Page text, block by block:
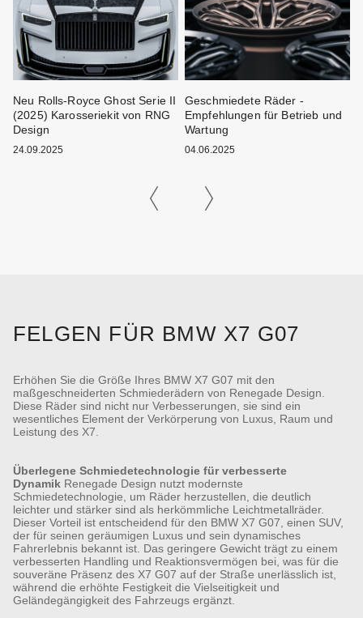
Neu Rolls-Royce Ghost Serie II
(2025) Karosseriekit von RNG
Design
24.09.2025
Geschmiedete Räder -
Empfehlungen für Betrieb und
Wartung
04.06.2025
FELGEN FÜR BMW X7 G07
Erhöhen Sie die Größe Ihres BMW X7 G07 mit den
maßgeschneiderten Schmiederädern von Renegade Design.
Diese Räder sind nicht nur Verbesserungen, sie sind ein
wesentliches Element der Verkörperung von Luxus, Raum und
Leistung des X7.
Überlegene Schmiedetechnologie für verbesserte
Dynamik Renegade Design nutzt modernste
Schmiedetechnologie, um Räder herzustellen, die deutlich
leichter und stärker sind als herkömmliche Leichtmetallräder.
Dieser Vorteil ist entscheidend für den BMW X7 G07, einen SUV,
der für seinen geräumigen Luxus und sein dynamisches
Fahrerlebnis bekannt ist. Das geringere Gewicht trägt zu einem
verbesserten Handling und Reaktionsvermögen bei, was für die
souveräne Präsenz des X7 G07 auf der Straße unerlässlich ist,
während die erhöhte Festigkeit die Vielseitigkeit und
Geländegängigkeit des Fahrzeugs ergänzt.